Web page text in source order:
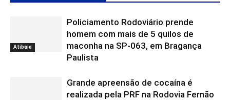
Atibaia
Policiamento Rodoviário prende
homem com mais de 5 quilos de
maconha na SP-063, em Bragança
Paulista
Grande apreensão de cocaína é
realizada pela PRF na Rodovia Fernão